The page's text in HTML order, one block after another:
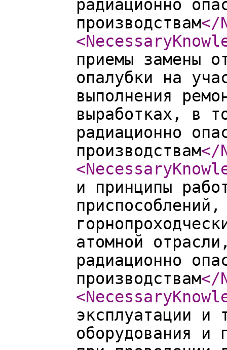
радиационно
производствам</
приемы замены
опалубки на
выполнения
выработках, в
радиационно
производствам</
и принципы
атомной
радиационно
производствам</
эксплуатации и
оборудования и